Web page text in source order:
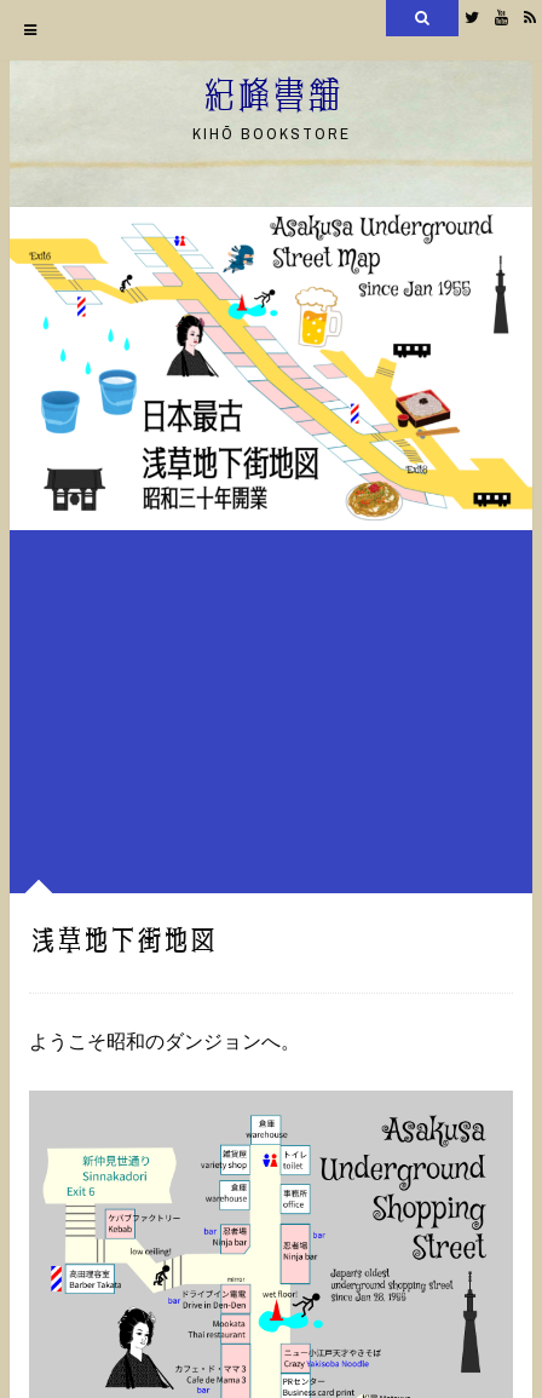
ン
ツ
へ
Twitter
紀峰書舗
KIHŌ BOOKSTORE
浅草地下街地図
ようこそ昭和のダンジョンへ。